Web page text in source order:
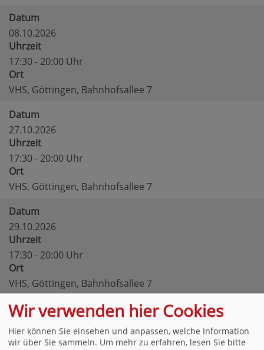
Datum
08.10.2026
Uhrzeit
17:30 - 20:00 Uhr
Ort
VHS, Göttingen, Bahnhofsallee 7
Datum
27.10.2026
Uhrzeit
17:30 - 20:00 Uhr
Ort
VHS, Göttingen, Bahnhofsallee 7
Datum
29.10.2026
Uhrzeit
17:30 - 20:00 Uhr
Ort
VHS, Göttingen, Bahnhofsallee 7
Datum
Uhrzeit
Wir verwenden hier Cookies
Hier können Sie einsehen und anpassen, welche Information
wir über Sie sammeln. Um mehr zu erfahren, lesen Sie bitte